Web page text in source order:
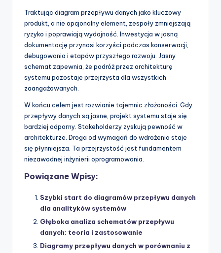
Traktując diagram przepływu danych jako kluczowy
produkt, a nie opcjonalny element, zespoły zmniejszają
ryzyko i poprawiają wydajność. Inwestycja w jasną
dokumentację przynosi korzyści podczas konserwacji,
debugowania i etapów przyszłego rozwoju. Jasny
schemat zapewnia, że podróż przez architekturę
systemu pozostaje przejrzysta dla wszystkich
zaangażowanych.
W końcu celem jest rozwianie tajemnic złożoności. Gdy
przepływy danych są jasne, projekt systemu staje się
bardziej odporny. Stakeholderzy zyskują pewność w
architekturze. Droga od wymagań do wdrożenia staje
się płynniejsza. Ta przejrzystość jest fundamentem
niezawodnej inżynierii oprogramowania.
Powiązane Wpisy:
Szybki start do diagramów przepływu danych
dla analityków systemów
Głęboka analiza schematów przepływu
danych: teoria i zastosowanie
Diagramy przepływu danych w porównaniu z